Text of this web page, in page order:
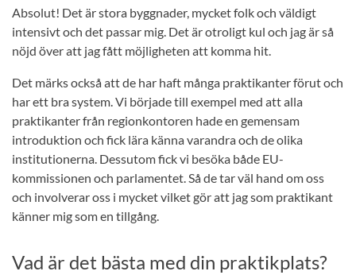
Absolut! Det är stora byggnader, mycket folk och väldigt
intensivt och det passar mig. Det är otroligt kul och jag är så
nöjd över att jag fått möjligheten att komma hit.
Det märks också att de har haft många praktikanter förut och
har ett bra system. Vi började till exempel med att alla
praktikanter från regionkontoren hade en gemensam
introduktion och fick lära känna varandra och de olika
institutionerna. Dessutom fick vi besöka både EU-
kommissionen och parlamentet. Så de tar väl hand om oss
och involverar oss i mycket vilket gör att jag som praktikant
känner mig som en tillgång.
Vad är det bästa med din praktikplats?